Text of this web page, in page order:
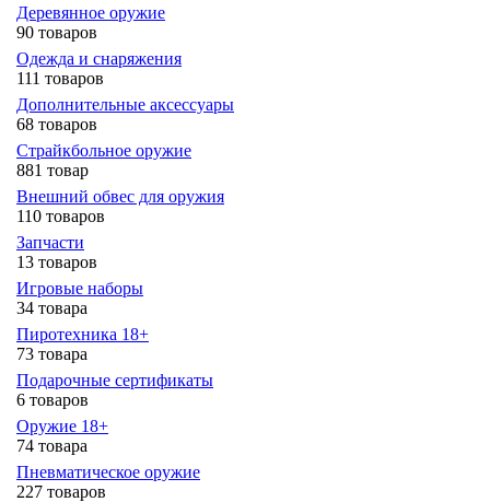
Деревянное оружие
90 товаров
Одежда и снаряжения
111 товаров
Дополнительные аксессуары
68 товаров
Страйкбольное оружие
881 товар
Внешний обвес для оружия
110 товаров
Запчасти
13 товаров
Игровые наборы
34 товара
Пиротехника 18+
73 товара
Подарочные сертификаты
6 товаров
Оружие 18+
74 товара
Пневматическое оружие
227 товаров